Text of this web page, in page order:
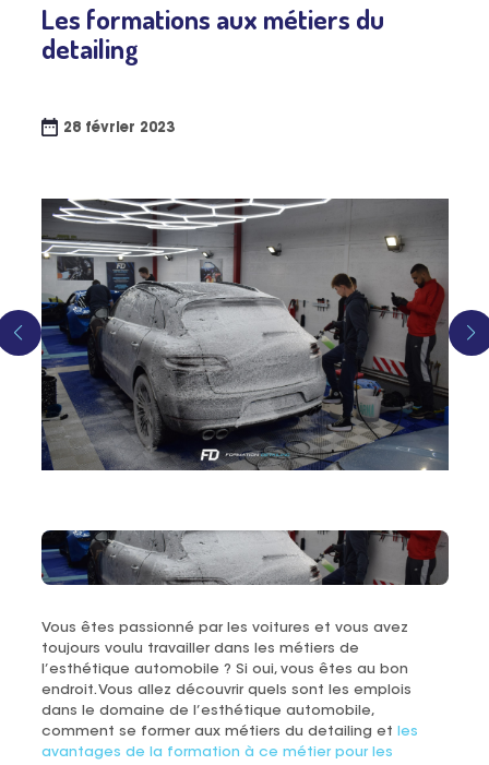
Les formations aux métiers du
detailing
28 février 2023
Vous êtes passionné par les voitures et vous avez
toujours voulu travailler dans les métiers de
l’esthétique automobile ? Si oui, vous êtes au bon
endroit. Vous allez découvrir quels sont les emplois
dans le domaine de l’esthétique automobile,
comment se former aux métiers du detailing et les
avantages de la formation à ce métier pour les